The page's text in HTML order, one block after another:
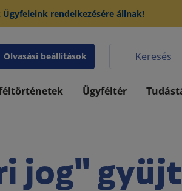
Ügyfeleink rendelkezésére állnak!
Olvasási beállítások
Ügyféltér
jog"